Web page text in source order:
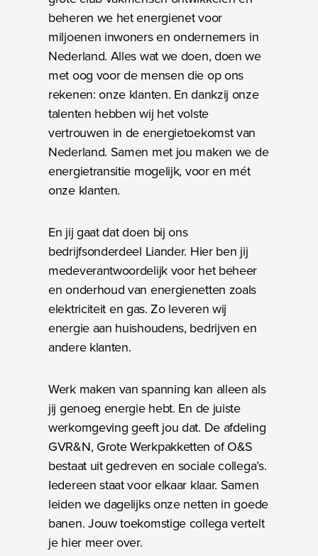
beheren we het energienet voor
miljoenen inwoners en ondernemers in
Nederland. Alles wat we doen, doen we
met oog voor de mensen die op ons
rekenen: onze klanten. En dankzij onze
talenten hebben wij het volste
vertrouwen in de energietoekomst van
Nederland. Samen met jou maken we de
energietransitie mogelijk, voor en mét
onze klanten.
En jij gaat dat doen bij ons
bedrijfsonderdeel Liander. Hier ben jij
medeverantwoordelijk voor het beheer
en onderhoud van energienetten zoals
elektriciteit en gas. Zo leveren wij
energie aan huishoudens, bedrijven en
andere klanten.
Werk maken van spanning kan alleen als
jij genoeg energie hebt. En de juiste
werkomgeving geeft jou dat. De afdeling
GVR&N, Grote Werkpakketten of O&S
bestaat uit gedreven en sociale collega’s.
Iedereen staat voor elkaar klaar. Samen
leiden we dagelijks onze netten in goede
banen. Jouw toekomstige collega vertelt
je hier meer over.